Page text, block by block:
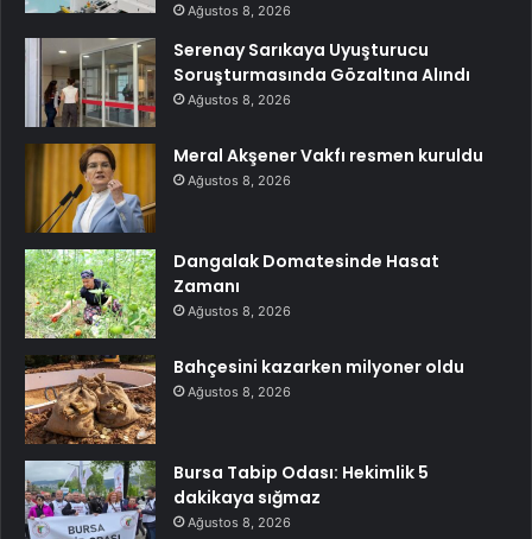
Ağustos 8, 2026
Serenay Sarıkaya Uyuşturucu
Soruşturmasında Gözaltına Alındı
Ağustos 8, 2026
Meral Akşener Vakfı resmen kuruldu
Ağustos 8, 2026
Dangalak Domatesinde Hasat
Zamanı
Ağustos 8, 2026
Bahçesini kazarken milyoner oldu
Ağustos 8, 2026
Bursa Tabip Odası: Hekimlik 5
dakikaya sığmaz
Ağustos 8, 2026